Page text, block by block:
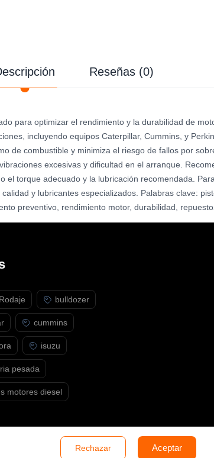
Reseñas (0)
para optimizar el rendimiento y la durabilidad de
incluyendo equipos Caterpillar, Cummins, y
de combustible y minimiza el riesgo de fallos por
excesivas y dificultad en el arranque.
el torque adecuado y la lubricación recomendada.
y lubricantes especializados. Palabras clave:
preventivo, rendimiento motor, durabilidad,
bulldozer
cummins
isuzu
pesada
motores diesel
Rechazar Aceptar